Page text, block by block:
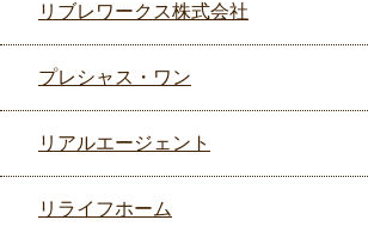
リブレワークス株式会社
プレシャス・ワン
リアルエージェント
リライフホーム